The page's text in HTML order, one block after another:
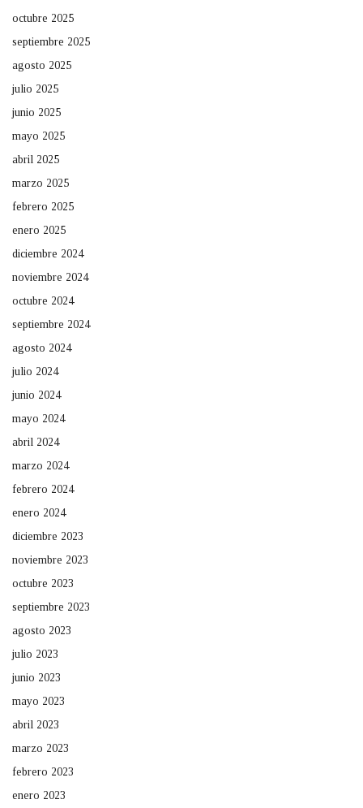
octubre 2025
septiembre 2025
agosto 2025
julio 2025
junio 2025
mayo 2025
abril 2025
marzo 2025
febrero 2025
enero 2025
diciembre 2024
noviembre 2024
octubre 2024
septiembre 2024
agosto 2024
julio 2024
junio 2024
mayo 2024
abril 2024
marzo 2024
febrero 2024
enero 2024
diciembre 2023
noviembre 2023
octubre 2023
septiembre 2023
agosto 2023
julio 2023
junio 2023
mayo 2023
abril 2023
marzo 2023
febrero 2023
enero 2023